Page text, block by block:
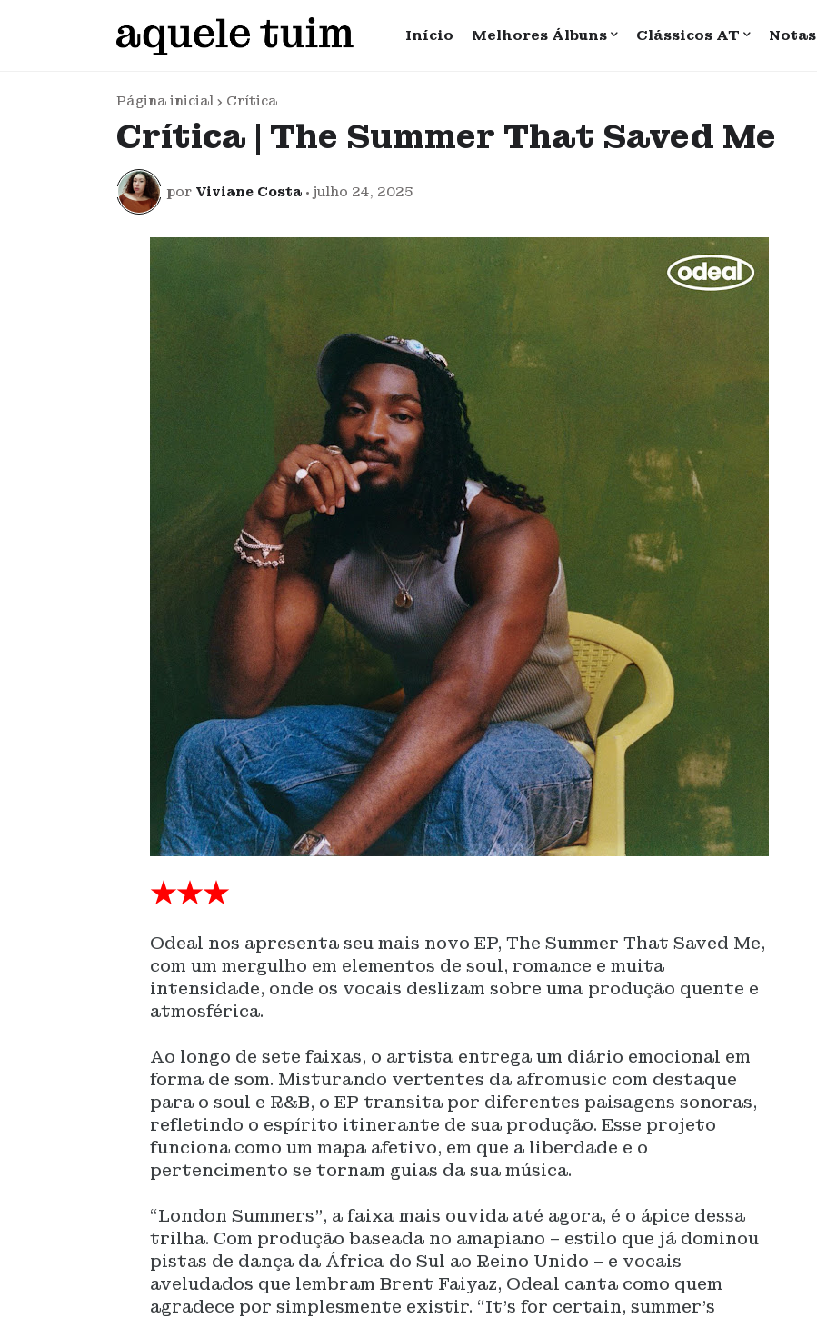
Início Melhores Álbuns Clássicos AT Notas
Página inicial Crítica
Crítica | The Summer That Saved Me
por Viviane Costa • julho 24, 2025
★★★
Odeal nos apresenta seu mais novo EP, The Summer That Saved Me,
com um mergulho em elementos de soul, romance e muita
intensidade, onde os vocais deslizam sobre uma produção quente e
atmosférica.
Ao longo de sete faixas, o artista entrega um diário emocional em
forma de som. Misturando vertentes da afromusic com destaque
para o soul e R&B, o EP transita por diferentes paisagens sonoras,
refletindo o espírito itinerante de sua produção. Esse projeto
funciona como um mapa afetivo, em que a liberdade e o
pertencimento se tornam guias da sua música.
“London Summers”, a faixa mais ouvida até agora, é o ápice dessa
trilha. Com produção baseada no amapiano – estilo que já dominou
pistas de dança da África do Sul ao Reino Unido – e vocais
aveludados que lembram Brent Faiyaz, Odeal canta como quem
agradece por simplesmente existir. “It’s for certain, summer’s